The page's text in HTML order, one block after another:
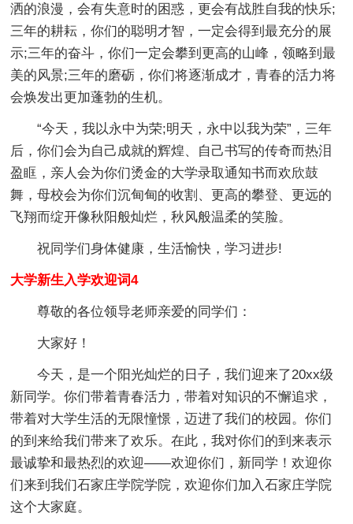
洒的浪漫，会有失意时的困惑，更会有战胜自我的快乐;
三年的耕耘，你们的聪明才智，一定会得到最充分的展
示;三年的奋斗，你们一定会攀到更高的山峰，领略到最
美的风景;三年的磨砺，你们将逐渐成才，青春的活力将
会焕发出更加蓬勃的生机。
“今天，我以永中为荣;明天，永中以我为荣”，三年
后，你们会为自己成就的辉煌、自己书写的传奇而热泪
盈眶，亲人会为你们烫金的大学录取通知书而欢欣鼓
舞，母校会为你们沉甸甸的收割、更高的攀登、更远的
飞翔而绽开像秋阳般灿烂，秋风般温柔的笑脸。
祝同学们身体健康，生活愉快，学习进步!
大学新生入学欢迎词4
尊敬的各位领导老师亲爱的同学们：
大家好！
今天，是一个阳光灿烂的日子，我们迎来了20xx级
新同学。你们带着青春活力，带着对知识的不懈追求，
带着对大学生活的无限憧憬，迈进了我们的校园。你们
的到来给我们带来了欢乐。在此，我对你们的到来表示
最诚挚和最热烈的欢迎——欢迎你们，新同学！欢迎你
们来到我们石家庄学院学院，欢迎你们加入石家庄学院
这个大家庭。